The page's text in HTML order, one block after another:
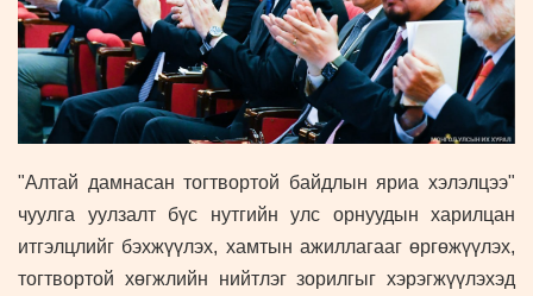
"Алтай дамнасан тогтвортой байдлын яриа хэлэлцээ"
чуулга уулзалт бүс нутгийн улс орнуудын харилцан
итгэлцлийг бэхжүүлэх, хамтын ажиллагааг өргөжүүлэх,
тогтвортой хөгжлийн нийтлэг зорилгыг хэрэгжүүлэхэд